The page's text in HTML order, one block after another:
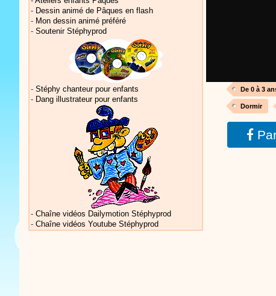
Vidéos
De 0 à 3
Dormir
- Dessin animé de Pâques en flash
- Mon dessin animé préféré
- Soutenir Stéphyprod
- Stéphy chanteur pour enfants
- Dang illustrateur pour enfants
- Chaîne vidéos Dailymotion Stéphyprod
- Chaîne vidéos Youtube Stéphyprod